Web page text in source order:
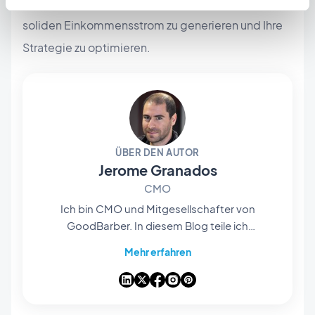
soliden Einkommensstrom zu generieren und Ihre
Strategie zu optimieren.
ÜBER DEN AUTOR
Jerome Granados
CMO
Ich bin CMO und Mitgesellschafter von
GoodBarber. In diesem Blog teile ich
GoodBarber herausholen können, Analysen zu
den Trends, die die Mobile- und No-Code-Welt
Mehr erfahren